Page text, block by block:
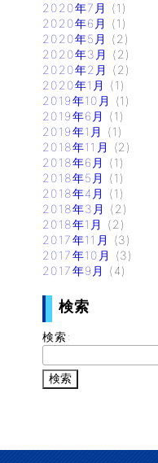
2020年7月
(1)
2020年6月
(1)
2020年5月
(2)
2020年3月
(2)
2020年2月
(2)
2020年1月
(1)
2019年10月
(1)
2019年6月
(1)
2019年1月
(1)
2018年11月
(2)
2018年6月
(1)
2018年5月
(1)
2018年4月
(1)
2018年3月
(2)
2018年1月
(2)
2017年11月
(3)
2017年10月
(3)
2017年9月
(4)
検索
検索: